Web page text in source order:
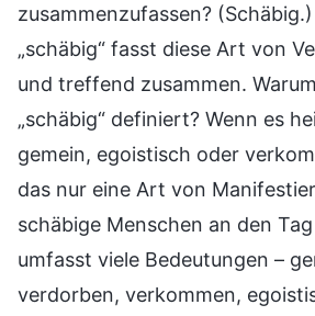
zusammenzufassen?
„schäbig“ fasst diese Art von
und treffend zusammen.
„schäbig“ definiert? Wenn es
gemein, egoistisch oder
das nur eine Art von
schäbige Menschen an den Tag
umfasst viele Bedeutungen –
verdorben, verkommen,